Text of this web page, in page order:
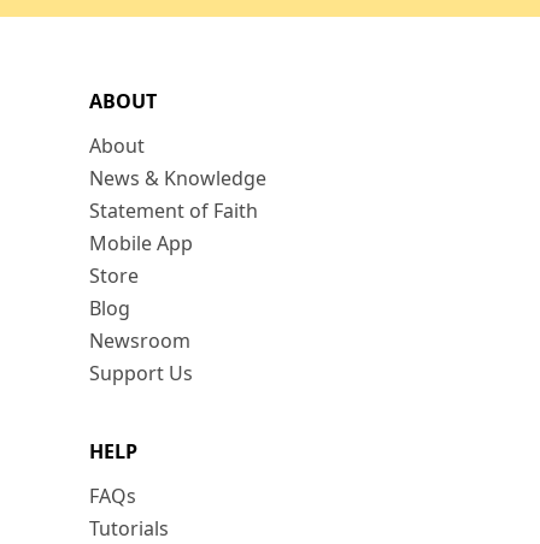
ABOUT
About
News & Knowledge
Statement of Faith
Mobile App
Store
Blog
Newsroom
Support Us
HELP
FAQs
Tutorials